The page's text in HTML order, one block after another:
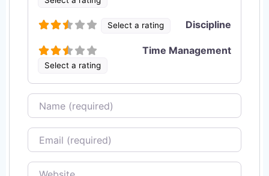
Select a rating Discipline
Select a rating
Time Management
Name
Email
Website